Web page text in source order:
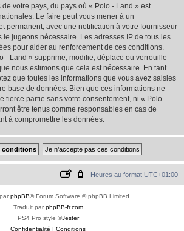
votre pays, du pays où « Polo - Land » est
Le faire peut vous mener à un
permanent, avec une notification à votre fournisseur
le jugeons nécessaire. Les adresses IP de tous les
pour aider au renforcement de ces conditions.
- Land » supprime, modifie, déplace ou verrouille
nous estimons que cela est nécessaire. En tant
que toutes les informations que vous avez saisies
base de données. Bien que ces informations ne
tierce partie sans votre consentement, ni « Polo -
être tenus comme responsables en cas de
à compromettre les données.
Heures au format UTC+01:00
phpBB® Forum Software © phpBB Limited
Traduit parphpBB-fr.com
PS4 Pro style ©Jester
Confidentialité | Conditions